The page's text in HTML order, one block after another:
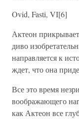
Ovid, Fasti, VI[6]
Актеон
диво
направляется к
ждет, что она
Все это время
воображающего
как Актеон все